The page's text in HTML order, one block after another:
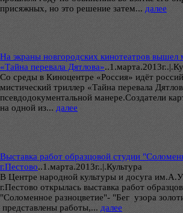
присяжных, но это решение затем... далее
На экраны новгородских кинотеатров вышел
«Тайна перевала Дятлова»..
Со среды в Киноцентре «Россия» идёт
мистический триллер «Тайна перевала
псевдодокументальной манере.Создатели
на одной из... далее
Выставка работ образцовой студии
г.Пестово..1.марта.2013г..|.Культура
В Центре народной культуры и досуга
г.Пестово открылась выставка работ
"Соломенное разноцветие"- "Бег узора
представлены работы,... далее